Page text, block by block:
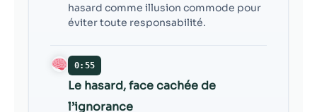
hasard comme illusion commode pour
éviter toute responsabilité.
0:55
Le hasard, face cachée de
l’ignorance